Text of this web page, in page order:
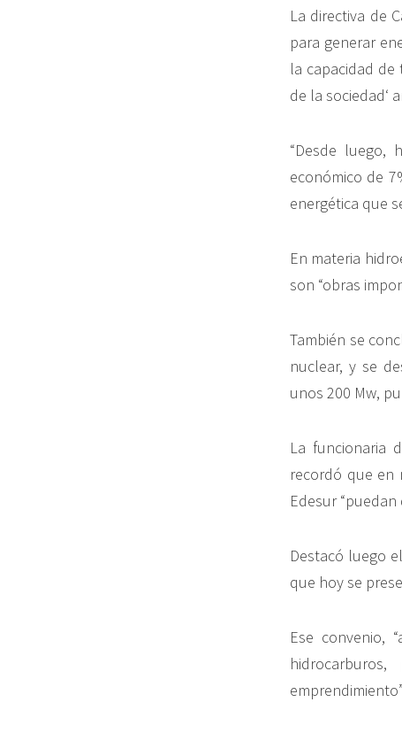
La directiva de
para generar
la capacidad
de la sociedad‘
“Desde luego,
económico de
energética que
En materia
son “obras
También se
nuclear, y se
unos 200 Mw,
La funcionaria
recordó que en
Edesur
Destacó luego
que hoy se
Ese convenio,